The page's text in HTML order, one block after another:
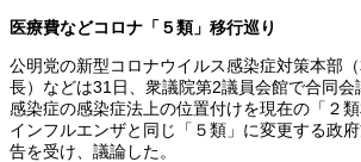
医療費などコロナ「５類」移行巡り
公明党の新型コロナウイルス感染症対策本部
長）などは31日、衆議院第2議員会館で合同会
感染症の感染症法上の位置付けを現在の「２
インフルエンザと同じ「５類」に変更する政
告を受け、議論した。